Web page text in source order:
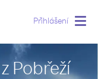
Přihlášení
Pobřeží